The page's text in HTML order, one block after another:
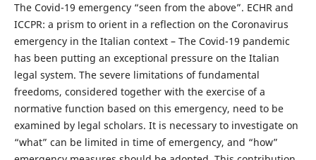
The Covid-19 emergency “seen from the above”. ECHR and
ICCPR: a prism to orient in a reflection on the Coronavirus
emergency in the Italian context – The Covid-19 pandemic
has been putting an exceptional pressure on the Italian
legal system. The severe limitations of fundamental
freedoms, considered together with the exercise of a
normative function based on this emergency, need to be
examined by legal scholars. It is necessary to investigate on
“what” can be limited in time of emergency, and “how”